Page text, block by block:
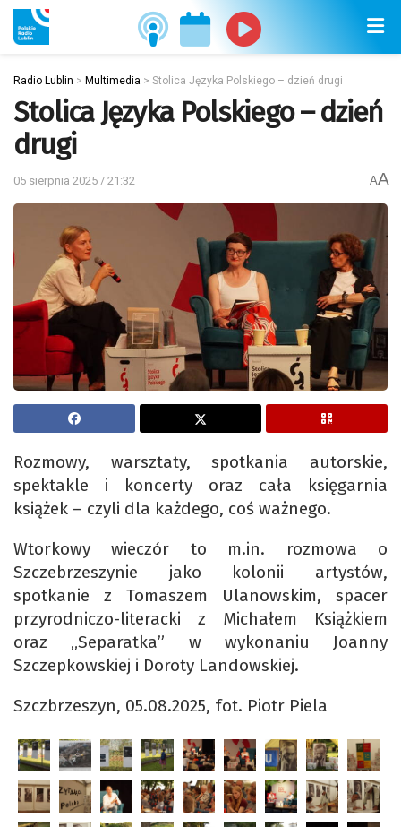
Radio Lublin > Multimedia > Stolica Języka Polskiego – dzień drugi
Stolica Języka Polskiego – dzień
drugi
05 sierpnia 2025 / 21:32 AA
Rozmowy, warsztaty, spotkania autorskie,
spektakle i koncerty oraz cała księgarnia
książek – czyli dla każdego, coś ważnego.
Wtorkowy wieczór to m.in. rozmowa o
Szczebrzeszynie jako kolonii artystów,
spotkanie z Tomaszem Ulanowskim, spacer
przyrodniczo-literacki z Michałem Książkiem
oraz „Separatka” w wykonaniu Joanny
Szczepkowskiej i Doroty Landowskiej.
Szczbrzeszyn, 05.08.2025, fot. Piotr Piela